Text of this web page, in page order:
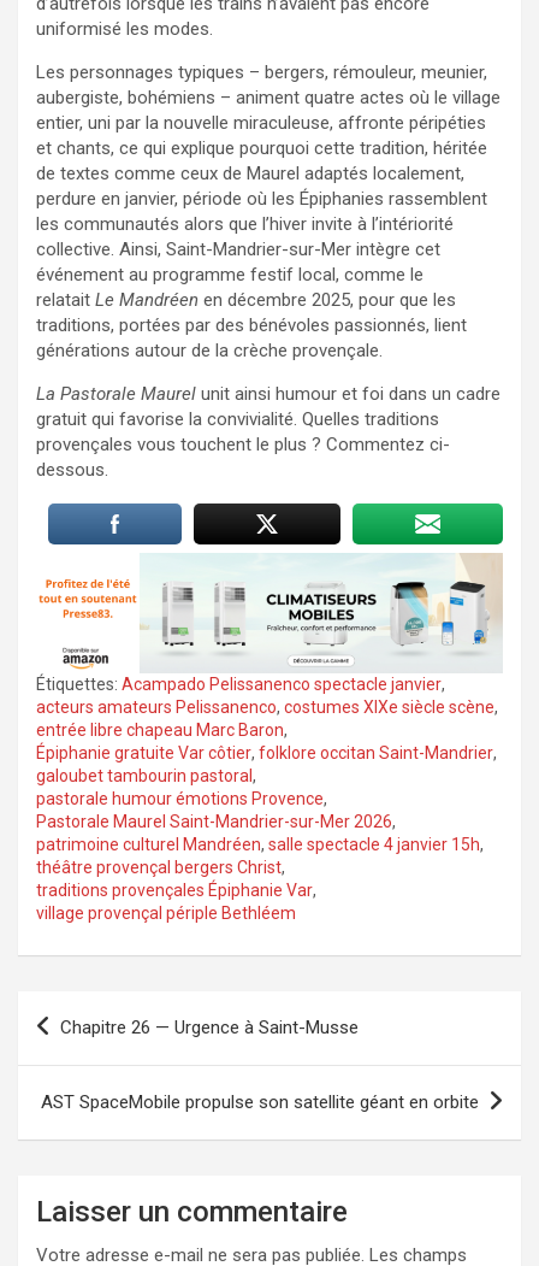
uniformisé les modes.
Les personnages typiques – bergers, rémouleur, meunier,
aubergiste, bohémiens – animent quatre actes où le village
entier, uni par la nouvelle miraculeuse, affronte péripéties
et chants, ce qui explique pourquoi cette tradition, héritée
de textes comme ceux de Maurel adaptés localement,
perdure en janvier, période où les Épiphanies rassemblent
les communautés alors que l’hiver invite à l’intériorité
collective. Ainsi, Saint-Mandrier-sur-Mer intègre cet
événement au programme festif local, comme le
relatait Le Mandréen en décembre 2025, pour que les
traditions, portées par des bénévoles passionnés, lient
générations autour de la crèche provençale.
La Pastorale Maurel unit ainsi humour et foi dans un cadre
gratuit qui favorise la convivialité. Quelles traditions
provençales vous touchent le plus ? Commentez ci-
dessous.
Étiquettes: Acampado Pelissanenco spectacle janvier,
acteurs amateurs Pelissanenco, costumes XIXe siècle scène,
entrée libre chapeau Marc Baron,
Épiphanie gratuite Var côtier, folklore occitan Saint-Mandrier,
galoubet tambourin pastoral ,
pastorale humour émotions Provence,
Pastorale Maurel Saint-Mandrier-sur-Mer 2026,
patrimoine culturel Mandréen, salle spectacle 4 janvier 15h,
théâtre provençal bergers Christ,
traditions provençales Épiphanie Var,
village provençal périple Bethléem
Navigation
Chapitre 26 — Urgence à Saint-Musse
AST SpaceMobile propulse son satellite géant en orbite
Laisser un commentaire
Votre adresse e-mail ne sera pas publiée. Les champs